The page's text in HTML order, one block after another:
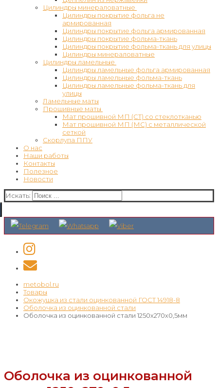
Цилиндры минераловатные
Цилиндры покрытие фольга не
армированная
Цилиндры покрытие фольга армированная
Цилиндры покрытие фольма-ткань
Цилиндры покрытие фольма-ткань для улицы
Цилиндры минераловатные
Цилиндры ламельные
Цилиндры ламельные фольга армированная
Цилиндры ламельные фольма-ткань
Цилиндры ламельные фольма-ткань для
улицы
Ламельные маты
Прошивные маты
Мат прошивной МП (СТ) со стеклотканью
Мат прошивной МП (МС) с металлической
сеткой
Скорлупа ППУ
О нас
Наши работы
Контакты
Полезное
Новости
Искать:
metobol.ru
Товары
Окожушка из стали оцинкованной ГОСТ 14918-8
Оболочка из оцинкованной стали
Оболочка из оцинкованной стали 1250х270х0,5мм
Оболочка из оцинкованной